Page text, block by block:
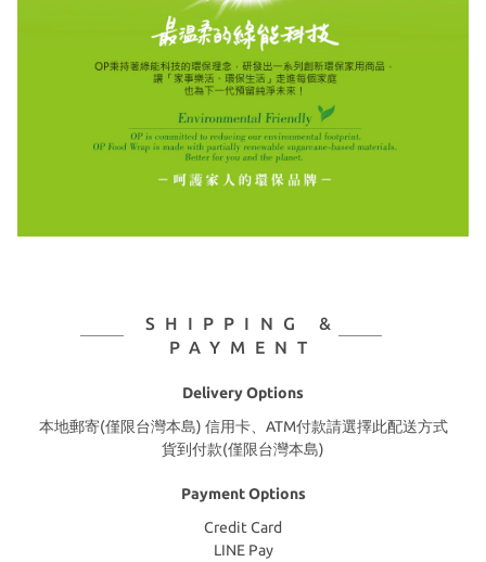
SHIPPING &
PAYMENT
Delivery Options
本地郵寄(僅限台灣本島) 信用卡、ATM付款請選擇此配送方式
貨到付款(僅限台灣本島)
Payment Options
Credit Card
LINE Pay